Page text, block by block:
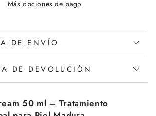
Más opciones de pago
DE ENVÍO
DE DEVOLUCIÓN
50 ml – Tratamiento